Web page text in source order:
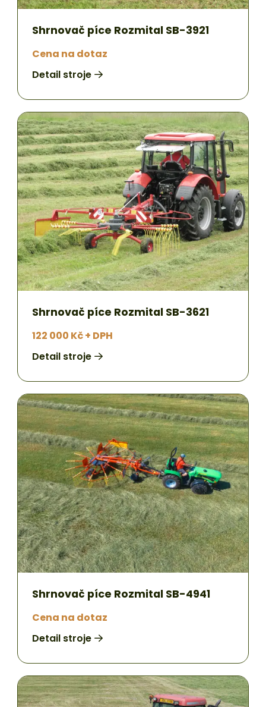
Shrnovač píce Rozmital SB-3921
Cena na dotaz
Detail stroje
Shrnovač píce Rozmital SB-3621
122 000 Kč + DPH
Detail stroje
Shrnovač píce Rozmital SB-4941
Cena na dotaz
Detail stroje